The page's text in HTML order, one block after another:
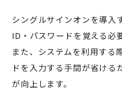
シングルサインオンを導入
ID・パスワードを覚える必
また、システムを利用する
ドを入力する手間が省ける
が向上します。